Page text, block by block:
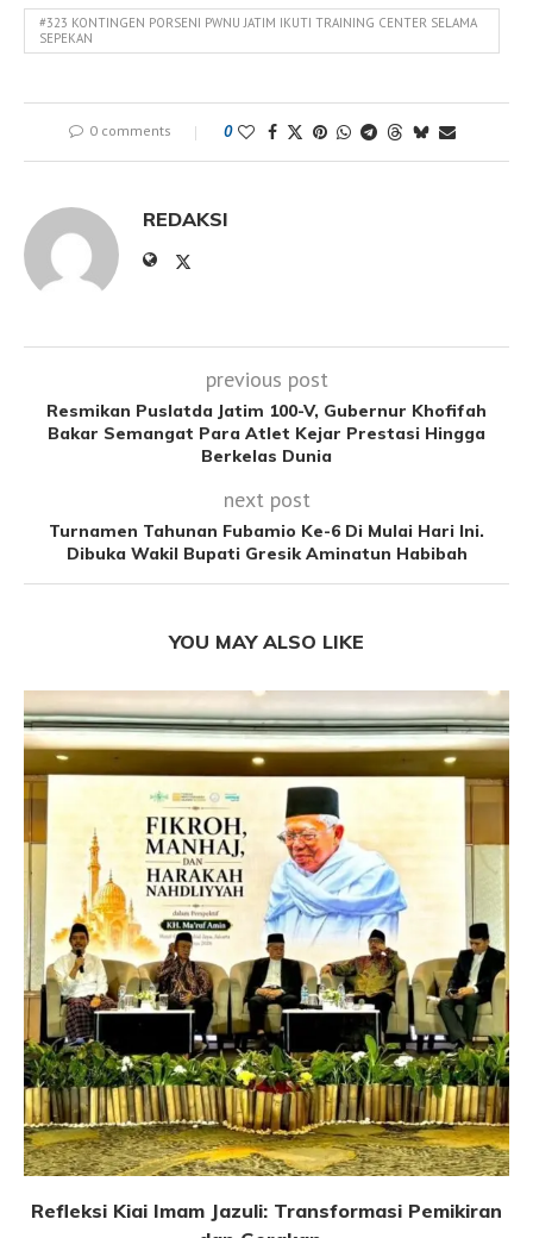
#323 KONTINGEN PORSENI PWNU JATIM IKUTI TRAINING CENTER SELAMA
SEPEKAN
0 comments 0
REDAKSI
previous post
Resmikan Puslatda Jatim 100-V, Gubernur Khofifah
Bakar Semangat Para Atlet Kejar Prestasi Hingga
Berkelas Dunia
next post
Turnamen Tahunan Fubamio Ke-6 Di Mulai Hari Ini.
Dibuka Wakil Bupati Gresik Aminatun Habibah
YOU MAY ALSO LIKE
Refleksi Kiai Imam Jazuli: Transformasi Pemikiran